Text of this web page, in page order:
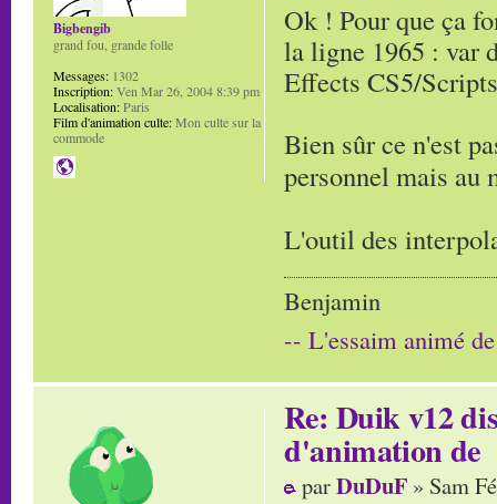
Ok ! Pour que ça
la ligne 1965 : var
Effects CS5/
Bien sûr ce n'est
personnel mais au
L'outil des
Benjamin
-- L'essaim animé
Bigbengib
grand fou, grande folle
Messages: 1302
Inscription:Ven Mar 26, 2004 8:39 pm
Localisation:Paris
Film d'animation culte:Mon culte sur la
commode
Re: Duik v12
d'animation de
parDuDuF » Sam